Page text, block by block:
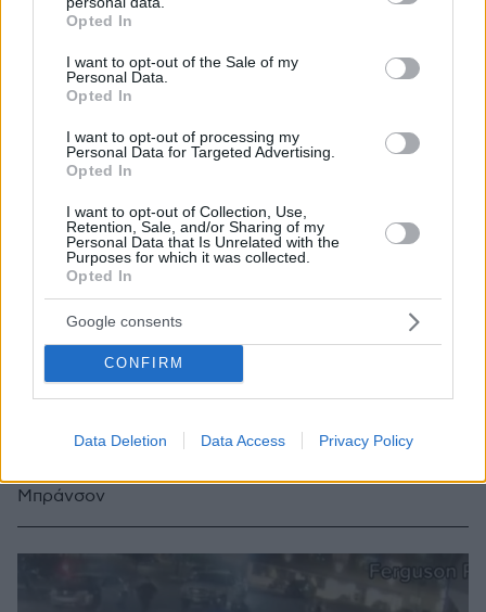
grant or deny consent to Google and its third-party tags to
use your data for below specified purposes in below Google
consent section.
Opted In
I want to opt-out of the Sale of my
Personal Data.
Opted In
I want to opt-out of processing my
Personal Data for Targeted Advertising.
Opted In
I want to opt-out of Collection, Use,
Retention, Sale, and/or Sharing of my
Personal Data that Is Unrelated with the
Purposes for which it was collected.
Opted In
Google consents
CONFIRM
Data Deletion Data Access Privacy Policy
Εκτελέστηκε στις ΗΠΑ ο Μαρσέλους Γουίλιαμς - Για
πάνω από 20 χρόνια δήλωνε αθώος για τον φόνο μιας
λευκής γυναίκας
υπήρξε εξαιρετικά αμφιλεγόμενη - «Ημέρα ντροπής
Μπράνσον
25.09.2024, 10:52 4